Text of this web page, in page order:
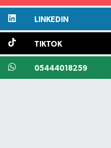
LINKEDIN
TIKTOK
05444018259